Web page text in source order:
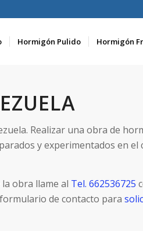
Hormigón Pulido Hormigón
Realizar una obra de
y experimentados en
obra llame al Tel. 662536725
de contacto para